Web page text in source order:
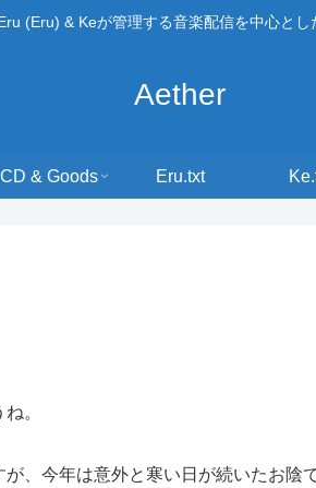
(Eru) & Keが管理する音楽配信を中心とし
Aether
CD & Goods Eru.txt
。
、今年は意外と寒い日が続いたお陰